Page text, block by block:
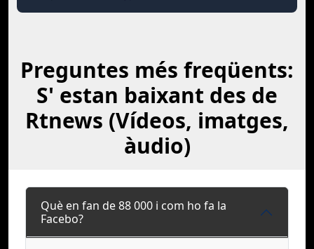
Preguntes més freqüents:
S' estan baixant des de
Rtnews (Vídeos, imatges,
àudio)
Què en fan de 88 000 i com ho fa la
Facebo?